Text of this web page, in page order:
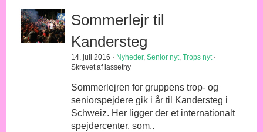
Sommerlejr til
Kandersteg
14. juli 2016 · Nyheder,Senior nyt,Trops nyt·
Skrevet af lassethy
Sommerlejren for gruppens trop- og
seniorspejdere gik i år til Kandersteg i
Schweiz. Her ligger der et internationalt
spejdercenter, som..